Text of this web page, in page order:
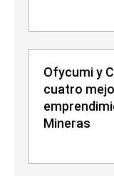
Ofycumi y
cuatro
Mineras